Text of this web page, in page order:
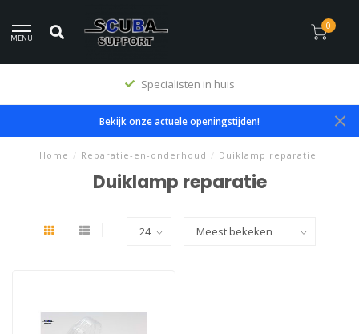
MENU
0
Specialisten in huis
Bekijk onze actuele openingstijden!
Home / Reparatie-en-onderhoud / Duiklamp reparatie
Duiklamp reparatie